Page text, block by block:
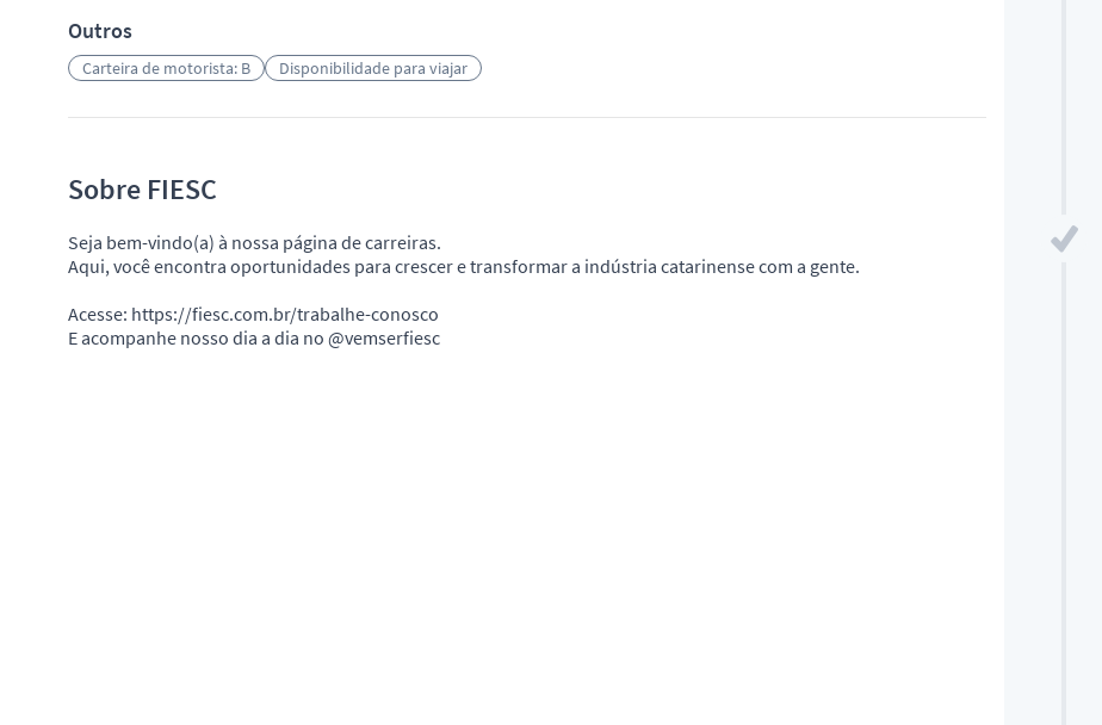
Outros
Carteira de motorista: B Disponibilidade para viajar
Sobre FIESC
Seja bem-vindo(a) à nossa página de carreiras.
Aqui, você encontra oportunidades para crescer e transformar a indústria catarinense com a gente.
Acesse: https://fiesc.com.br/trabalhe-conosco
E acompanhe nosso dia a dia no @vemserfiesc